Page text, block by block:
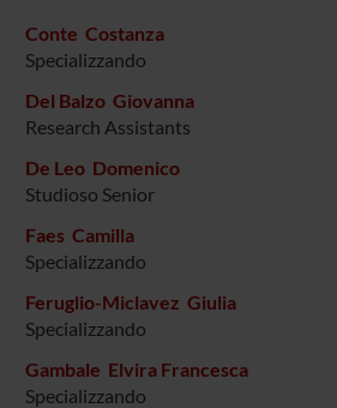
Conte Costanza
Specializzando
Del Balzo Giovanna
Research Assistants
De Leo Domenico
Studioso Senior
Faes Camilla
Specializzando
Feruglio-Miclavez Giulia
Specializzando
Gambale Elvira Francesca
Specializzando